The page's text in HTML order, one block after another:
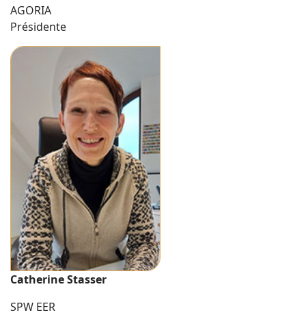
AGORIA
Présidente
Catherine Stasser
SPW EER